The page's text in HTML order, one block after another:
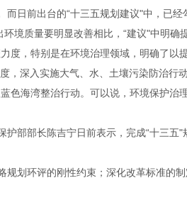
而日前出台的“十三五规划建议"中，已
境质量要明显改善相比，“建议"中明确
度，特别是在环境治理领域，明确了以
，深入实施大气、水、土壤污染防治行
色海湾整治行动。可以说，环境保护治
部部长陈吉宁日前表示，完成“十三五"
划环评的刚性约束；深化改革标准的